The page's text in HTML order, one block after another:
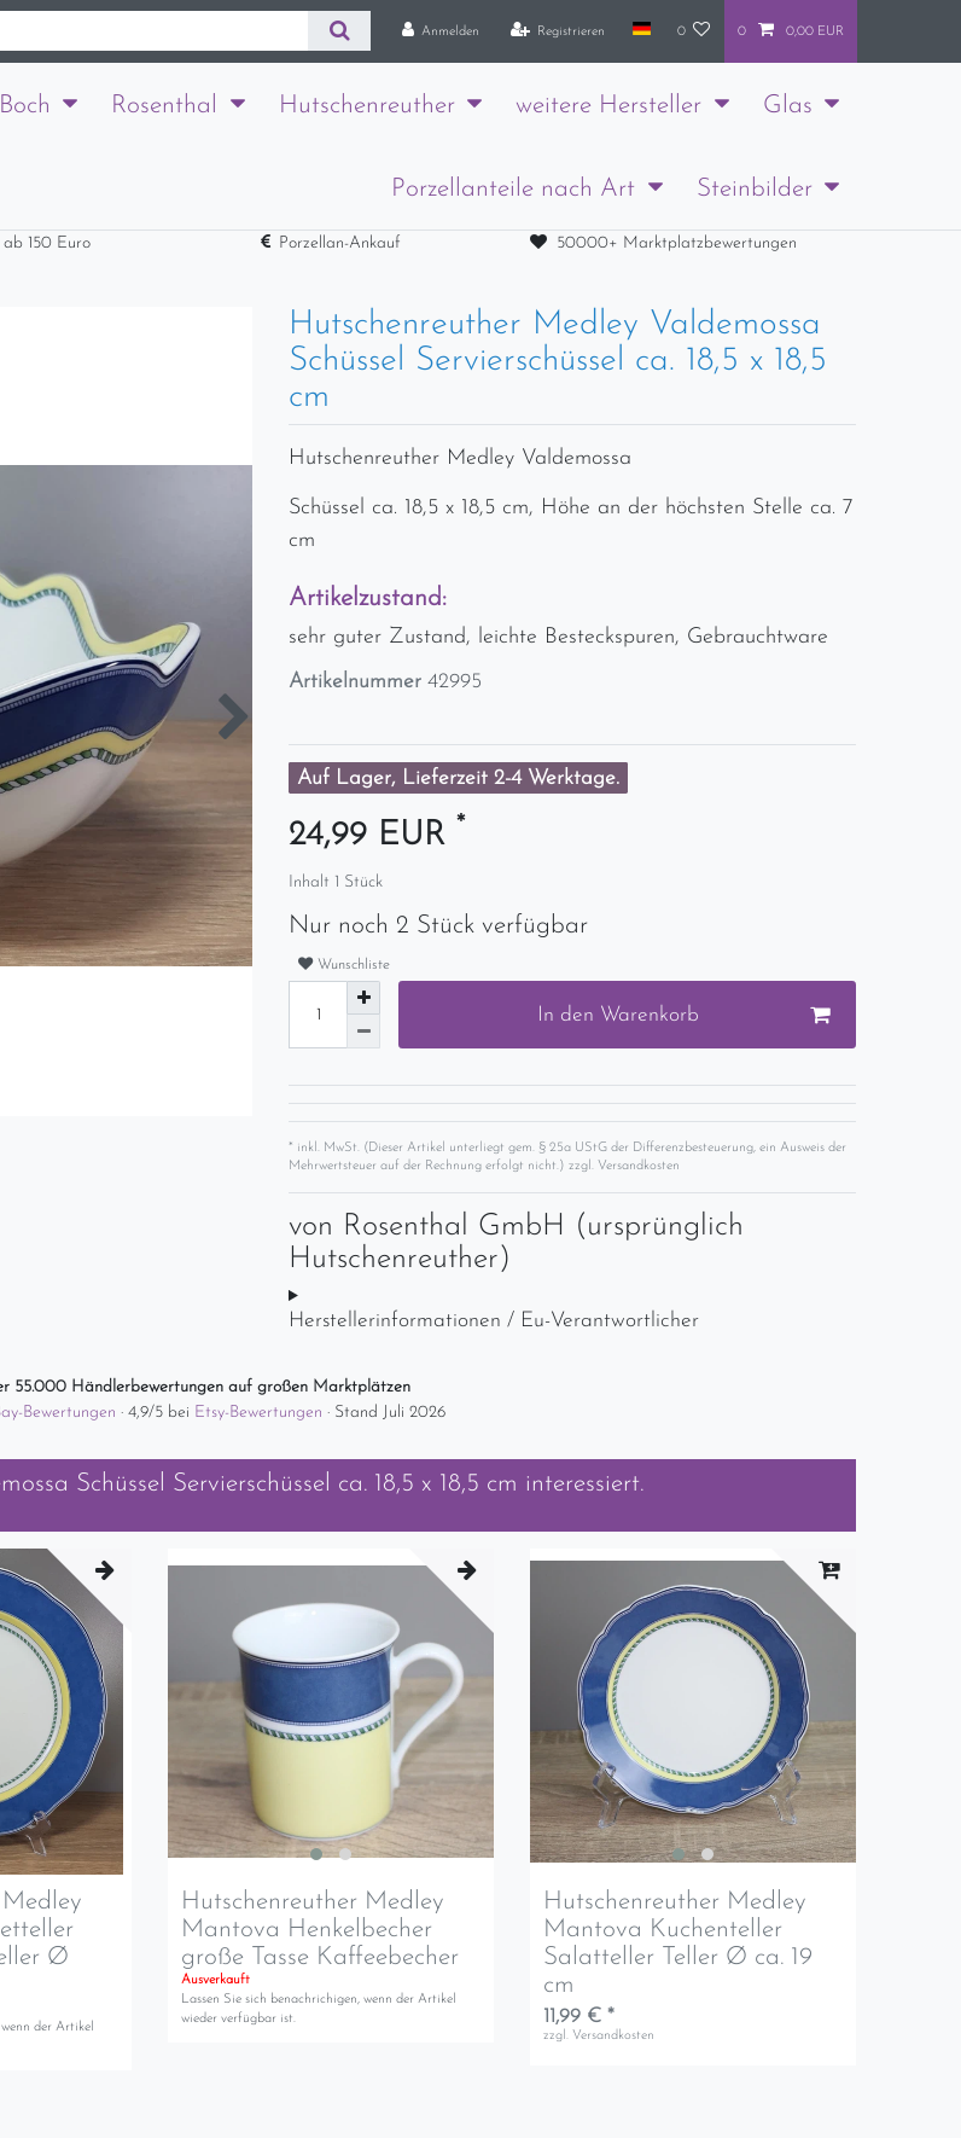
Anmelden Registrieren 0 0 0,00 EUR
Rosenthal Hutschenreuther weitere Hersteller Glas
Porzellanteile nach Art Steinbilder
150 Euro Porzellan-Ankauf 50000+ Marktplatzbewertungen
Hutschenreuther Medley Valdemossa
Schüssel Servierschüssel ca. 18,5 x 18,5
cm
Hutschenreuther Medley Valdemossa
Schüssel ca. 18,5 x 18,5 cm, Höhe an der höchsten Stelle ca. 7
cm
Artikelzustand:
sehr guter Zustand, leichte Besteckspuren, Gebrauchtware
Artikelnummer 42995
Auf Lager, Lieferzeit 2-4 Werktage.
24,99 EUR *
Inhalt 1 Stück
Nur noch 2 Stück verfügbar
Wunschliste
In den Warenkorb
* inkl. MwSt. (Dieser Artikel unterliegt gem. § 25a UStG der Differenzbesteuerung, ein Ausweis der
Mehrwertsteuer auf der Rechnung erfolgt nicht.) zzgl. Versandkosten
von Rosenthal GmbH (ursprünglich
Hutschenreuther)
Herstellerinformationen / Eu-Verantwortlicher
55.000 Händlerbewertungen auf großen Marktplätzen
Bewertungen · 4,9/5 bei Etsy-Bewertungen · Stand Juli 2026
Schüssel Servierschüssel ca. 18,5 x 18,5 cm interessiert.
Ø
der Artikel
Hutschenreuther Medley
Mantova Henkelbecher
große Tasse Kaffeebecher
Ausverkauft
Lassen Sie sich benachrichigen, wenn der Artikel
wieder verfügbar ist.
Hutschenreuther Medley
Mantova Kuchenteller
Salatteller Teller Ø ca. 19
cm
11,99 € *
zzgl. Versandkosten